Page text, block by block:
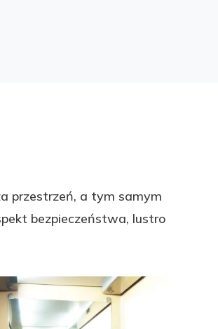
przestrzeń, a tym samym
bezpieczeństwa, lustro